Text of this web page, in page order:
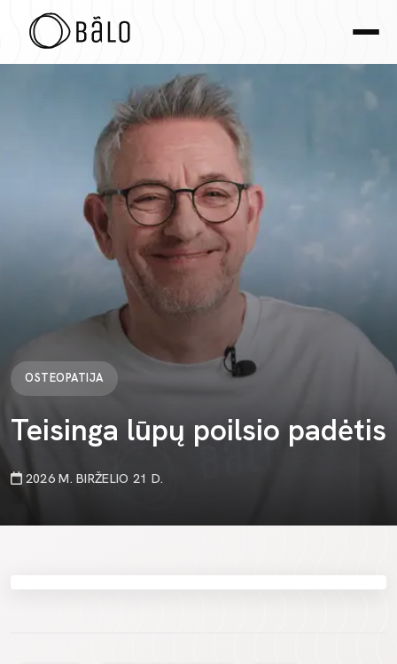
OSTEOPATIJA
Teisinga lūpų poilsio padėtis
2026 M. BIRŽELIO 21 D.